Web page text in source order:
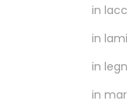
in
in
in
in